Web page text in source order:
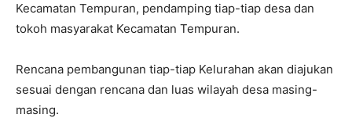
Kecamatan Tempuran, pendamping tiap-tiap desa dan
tokoh masyarakat Kecamatan Tempuran.
Rencana pembangunan tiap-tiap Kelurahan akan diajukan
sesuai dengan rencana dan luas wilayah desa masing-
masing.